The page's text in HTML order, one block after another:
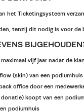
het Ticketingsysteem
tenzij dit nodig is voor
vijf jaar nadat de
(skin) van een podiumhuis
office door een
koopt van een
podiumhuis